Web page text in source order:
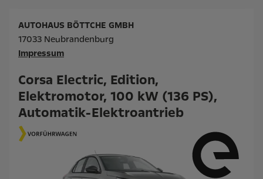
Corsa Electric, Edition,
Elektromotor, 100 kW (136 PS),
Automatik-Elektroantrieb
AUTOHAUS BÖTTCHE GMBH
17033 Neubrandenburg
Impressum